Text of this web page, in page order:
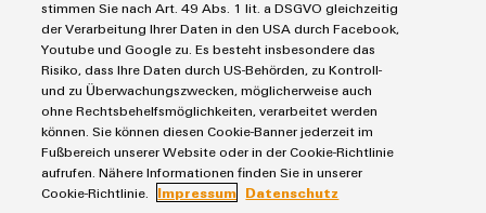
complete
per
l'industria
marittima
Trattamento
dell’acqua
e
delle
e
Accessori
Utensili
Macchine
automatiche
basa sulla responsabilità personale dei nostri dipendenti e
promuove una cultura dell'apprendimento dello sviluppo
individuale continuo. Sono disponibili opportunità di
apprendimento per ogni esigenza, in base a valutazioni delle
esigenze supportate dai più recenti metodi comprovati di
diagnosi, feedback e valutazione dei trasferimenti.
stimmen Sie nach Art. 49 Abs. 1 lit. a DSGVO gleichzeitig
der Verarbeitung Ihrer Daten in den USA durch Facebook,
Youtube und Google zu. Es besteht insbesondere das
Risiko, dass Ihre Daten durch US-Behörden, zu Kontroll-
und zu Überwachungszwecken, möglicherweise auch
ohne Rechtsbehelfsmöglichkeiten, verarbeitet werden
können. Sie können diesen Cookie-Banner jederzeit im
Fußbereich unserer Website oder in der Cookie-Richtlinie
aufrufen. Nähere Informationen finden Sie in unserer
Cookie-Richtlinie.
Impressum Datenschutz